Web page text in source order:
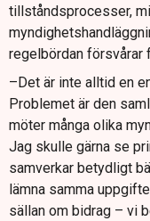
tillståndsprocesser,
regelbördan försvårar
–Det är inte alltid en
Problemet är den
möter många olika
Jag skulle gärna se
samverkar betydligt
lämna samma
sällan om bidrag – vi